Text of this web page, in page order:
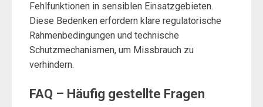
Fehlfunktionen in sensiblen Einsatzgebieten.
Diese Bedenken erfordern klare regulatorische
Rahmenbedingungen und technische
Schutzmechanismen, um Missbrauch zu
verhindern.
FAQ – Häufig gestellte Fragen